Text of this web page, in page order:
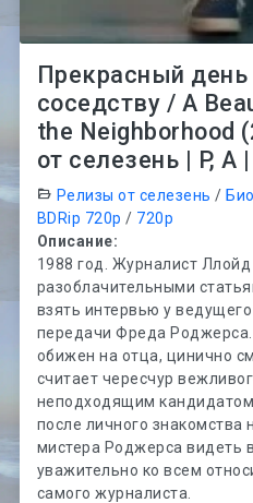
Прекрасный день
соседству / A
the Neighborhood
от селезень | P, A
Релизы от селезень /
BDRip 720p / 720p
Описание:
1988 год. Журналист
разоблачительными
взять интервью у
передачи Фреда Роджерса.
обижен на отца, цинично
считает чересчур
неподходящим
после личного знакомства
мистера Роджерса видеть
уважительно ко всем
самого журналиста.